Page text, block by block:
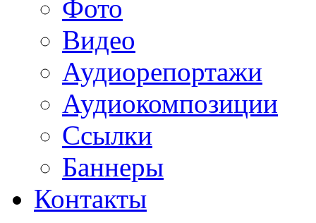
Фото
Видео
Аудиорепортажи
Аудиокомпозиции
Ссылки
Баннеры
Контакты